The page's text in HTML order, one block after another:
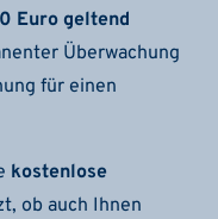
Euro geltend
Überwachung
für einen
kostenlose
ob auch Ihnen